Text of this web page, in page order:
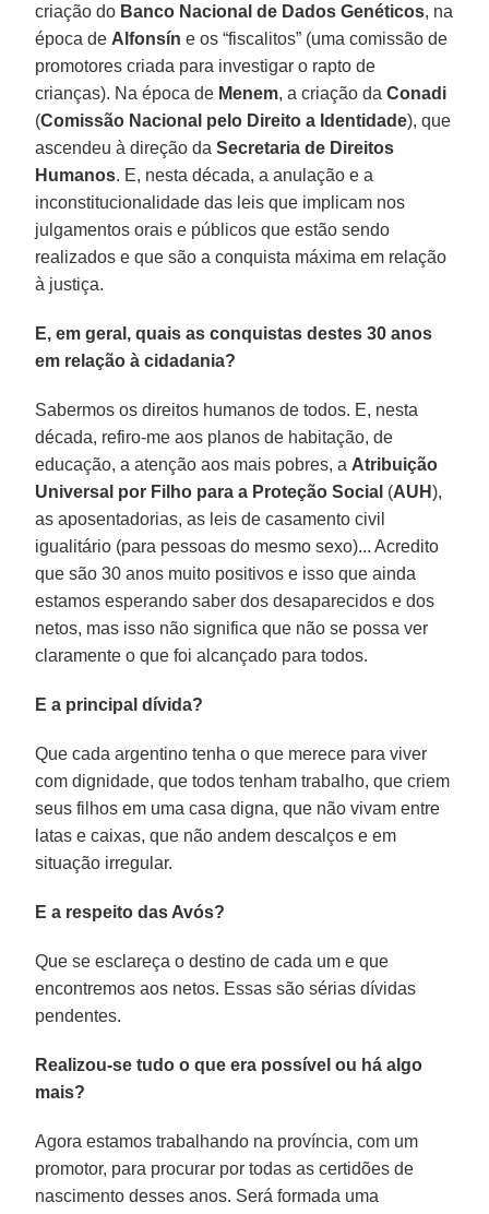
criação do Banco Nacional de Dados Genéticos, na
época de Alfonsín e os “fiscalitos” (uma comissão de
promotores criada para investigar o rapto de
crianças). Na época de Menem, a criação daConadi
(Comissão Nacional pelo Direito a Identidade), que
ascendeu à direção daSecretaria de Direitos
Humanos. E, nesta década, a anulação e a
inconstitucionalidade das leis que implicam nos
julgamentos orais e públicos que estão sendo
realizados e que são a conquista máxima em relação
à justiça.
E, em geral, quais as conquistas destes 30 anos
em relação à cidadania?
Sabermos os direitos humanos de todos. E, nesta
década, refiro-me aos planos de habitação, de
educação, a atenção aos mais pobres, a Atribuição
Universal por Filho para a Proteção Social (AUH),
as aposentadorias, as leis de casamento civil
igualitário (para pessoas do mesmo sexo)... Acredito
que são 30 anos muito positivos e isso que ainda
estamos esperando saber dos desaparecidos e dos
netos, mas isso não significa que não se possa ver
claramente o que foi alcançado para todos.
E a principal dívida?
Que cada argentino tenha o que merece para viver
com dignidade, que todos tenham trabalho, que criem
seus filhos em uma casa digna, que não vivam entre
latas e caixas, que não andem descalços e em
situação irregular.
E a respeito das Avós?
Que se esclareça o destino de cada um e que
encontremos aos netos. Essas são sérias dívidas
pendentes.
Realizou-se tudo o que era possível ou há algo
mais?
Agora estamos trabalhando na província, com um
promotor, para procurar por todas as certidões de
nascimento desses anos. Será formada uma